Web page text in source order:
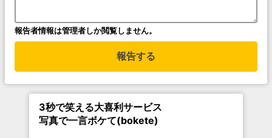
報告者情報は管理者しか閲覧しません。
報告する
3秒で笑える大喜利サービス
写真で一言ボケて(bokete)